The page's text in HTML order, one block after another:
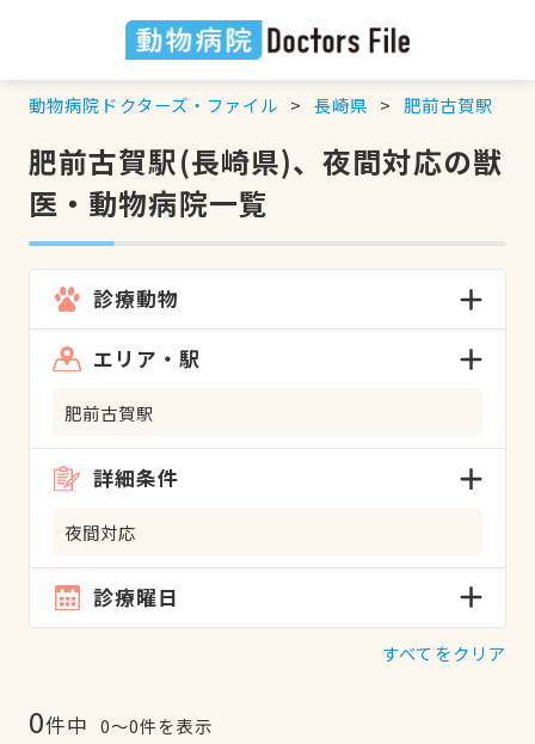
動物病院ドクターズ・ファイル 長崎県 肥前古賀駅
肥前古賀駅(長崎県)、夜間対応の獣
医・動物病院一覧
診療動物
エリア・駅
肥前古賀駅
詳細条件
夜間対応
診療曜日
すべてをクリア
0件中 0〜0件を表示